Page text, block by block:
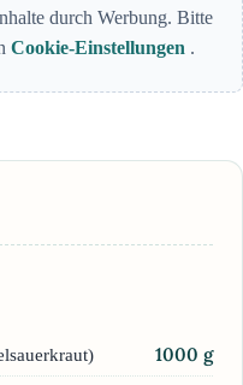
durch Werbung. Bitte
Cookie-Einstellungen .
1000 g